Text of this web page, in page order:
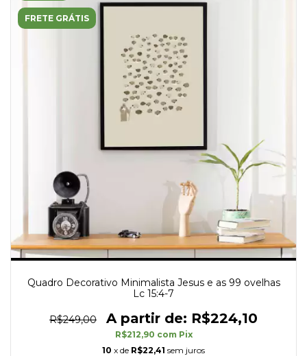
FRETE GRÁTIS
Quadro Decorativo Minimalista Jesus e as 99 ovelhas
Lc 15:4-7
R$249,00 R$224,10
R$212,90 com Pix
10 x de R$22,41 sem juros